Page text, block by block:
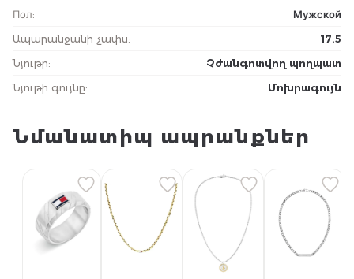
Пол:
Мужской
Ապարանջանի չափս:
17.5
Նյութը:
Չժանգոտվող պողպատ
Նյութի գույնը: Մոխրագույն
Նմանատիպ ապրանքներ